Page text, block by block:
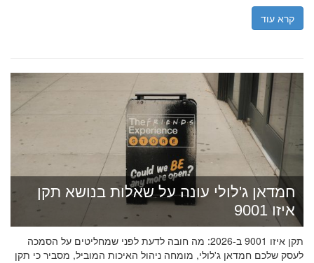
קרא עוד
חמדאן ג'לולי עונה על שאלות בנושא תקן
איזו 9001
תקן איזו 9001 ב-2026: מה חובה לדעת לפני שמחליטים על הסמכה
לעסק שלכם חמדאן ג'לולי, מומחה ניהול האיכות המוביל, מסביר כי תקן